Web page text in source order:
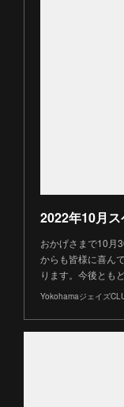
2022年10月
おかげさまで10月
からも皆様に喜ん
ります。今後とも
Yokohamaジェイズ